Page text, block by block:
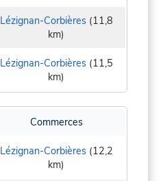
Lézignan-Corbières(11,8
km)
Lézignan-Corbières(11,5
km)
Commerces
Lézignan-Corbières(12,2
km)